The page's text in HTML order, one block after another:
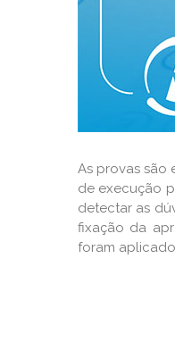
As provas são
de execução
detectar as
fixação da
foram